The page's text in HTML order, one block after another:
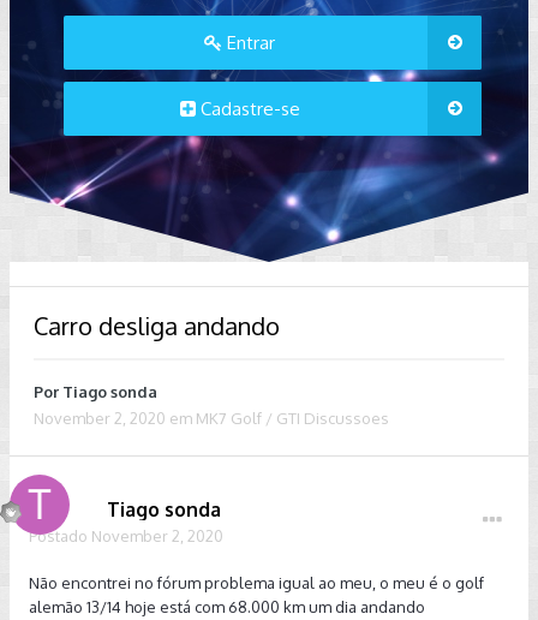
Entrar
Cadastre-se
Carro desliga andando
Por Tiago sonda
November 2, 2020 em MK7 Golf / GTI Discussoes
Tiago sonda
Postado November 2, 2020
Não encontrei no fórum problema igual ao meu, o meu é o golf
alemão 13/14 hoje está com 68.000 km um dia andando